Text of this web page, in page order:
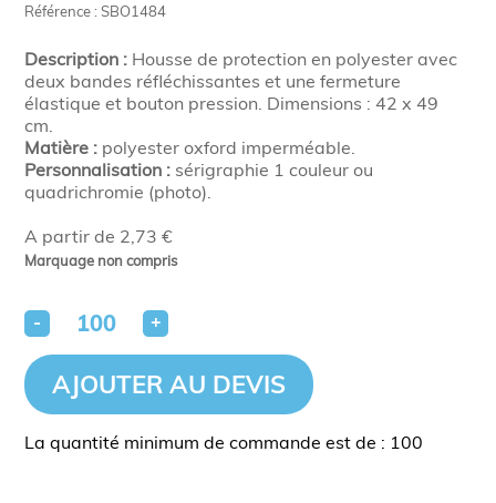
Référence : SBO1484
A partir de 2,73 €
Marquage non compris
Description : Housse de protection en polyester avec
deux bandes réfléchissantes et une fermeture
élastique et bouton pression. Dimensions : 42 x 49
cm.
Matière : polyester oxford imperméable.
Personnalisation : sérigraphie 1 couleur ou
quadrichromie (photo).
- +
AJOUTER AU DEVIS
La quantité minimum de commande est de : 100